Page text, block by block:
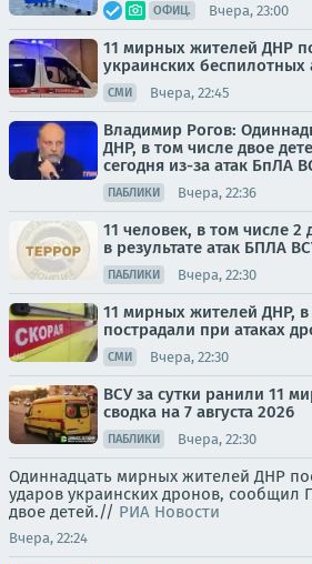
ОФИЦ. Вчера, 23:00
11 мирных жителей ДНР
украинских беспилотных
СМИ Вчера, 22:45
Владимир Рогов:
ДНР, в том числе двое
сегодня из-за атак БпЛА
ПАБЛИКИ Вчера, 22:36
11 человек, в том числе 2
в результате атак БПЛА
ПАБЛИКИ Вчера, 22:30
11 мирных жителей ДНР, в
пострадали при атаках
СМИ Вчера, 22:30
ВСУ за сутки ранили 11
сводка на 7 августа 2026
ПАБЛИКИ Вчера, 22:30
Одиннадцать мирных жителей ДНР
ударов украинских дронов, сообщил
двое детей.// РИА Новости
Вчера, 22:24